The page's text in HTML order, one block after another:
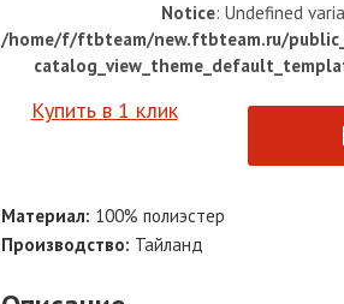
Notice: Undefined
/home/f/ftbteam/new.ftbteam.ru/
Купить в 1 клик
Материал: 100% полиэстер
Производство: Тайланд